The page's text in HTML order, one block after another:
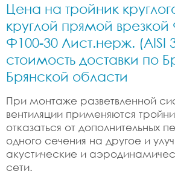
Цена на тройник
круглой прямой врезкой
Ф100-30 Лист.нерж. (AISI
стоимость доставки по
Брянской области
При монтаже разветвленной
вентиляции применяются
отказаться от дополнительных
одного сечения на другое и
акустические и
сети.